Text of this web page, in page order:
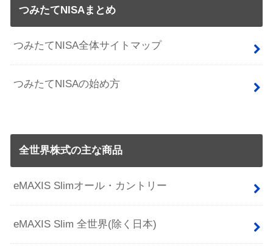
つみたてNISAまとめ
つみたてNISA全体サイトマップ
つみたてNISAの始め方
全世界株式の主な商品
eMAXIS Slimオール・カントリー
eMAXIS Slim 全世界(除く日本)